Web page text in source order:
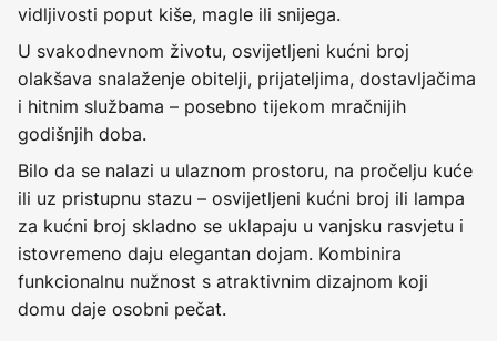
vidljivosti poput kiše, magle ili snijega.
U svakodnevnom životu, osvijetljeni kućni broj
olakšava snalaženje obitelji, prijateljima, dostavljačima
i hitnim službama – posebno tijekom mračnijih
godišnjih doba.
Bilo da se nalazi u ulaznom prostoru, na pročelju kuće
ili uz pristupnu stazu – osvijetljeni kućni broj ili lampa
za kućni broj skladno se uklapaju u vanjsku rasvjetu i
istovremeno daju elegantan dojam. Kombinira
funkcionalnu nužnost s atraktivnim dizajnom koji
domu daje osobni pečat.